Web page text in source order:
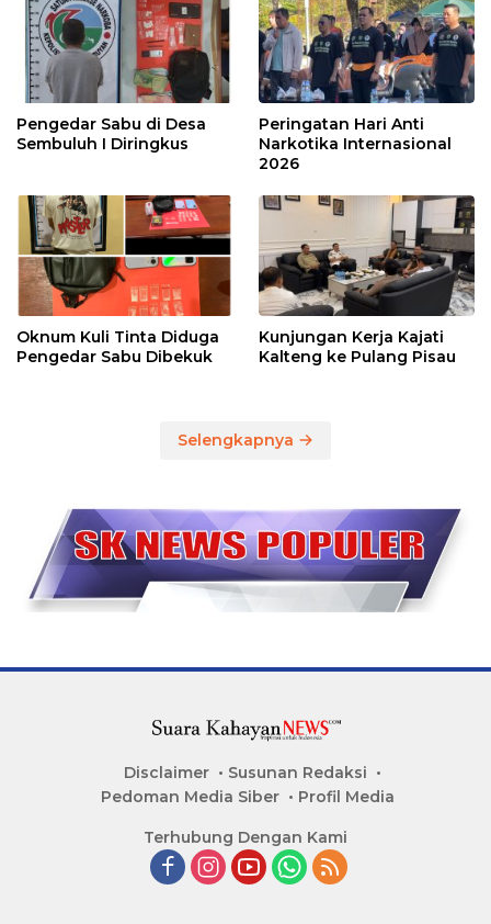
Pengedar Sabu di Desa
Sembuluh I Diringkus
Peringatan Hari Anti
Narkotika Internasional
2026
Oknum Kuli Tinta Diduga
Pengedar Sabu Dibekuk
Kunjungan Kerja Kajati
Kalteng ke Pulang Pisau
Selengkapnya
Disclaimer
Susunan Redaksi
Pedoman Media Siber
Profil Media
Terhubung Dengan Kami